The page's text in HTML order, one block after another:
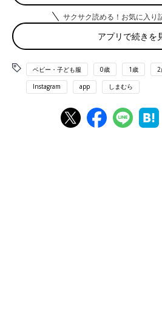
サクサク読める！お気に入り
アプリで続きを
ベビー・子ども服 0歳 1歳
Instagram app しまむら